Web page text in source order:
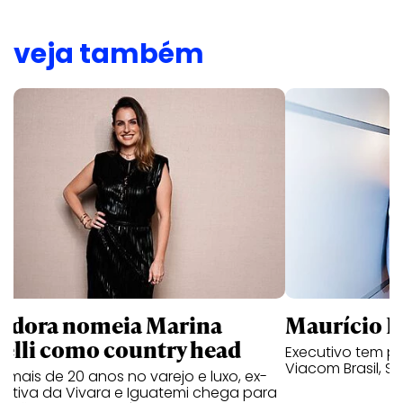
veja também
nomeia Marina
como country head
mais de 20 anos no varejo e luxo, ex-
da Vivara e Iguatemi chega para
Maurício
Executivo tem
Viacom Brasil,